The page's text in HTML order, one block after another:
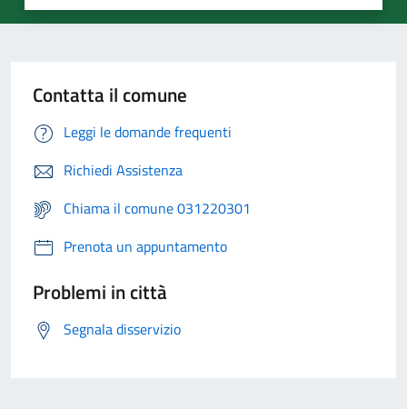
Contatta il comune
Leggi le domande frequenti
Richiedi Assistenza
Chiama il comune 031220301
Prenota un appuntamento
Problemi in città
Segnala disservizio